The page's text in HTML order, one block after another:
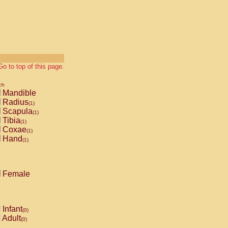
to top of this page.
Mandible
Radius(1)
Scapula(1)
Tibia(1)
Coxae(1)
Hand(1)
Female
Infant(0)
Adult(0)